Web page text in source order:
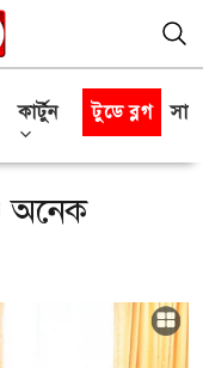
কার্টুন টুডে ব্লগ
অনেক